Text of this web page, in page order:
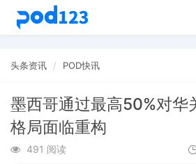
头条资讯 POD快讯
墨西哥通过最高50%对华
格局面临重构
491 阅读